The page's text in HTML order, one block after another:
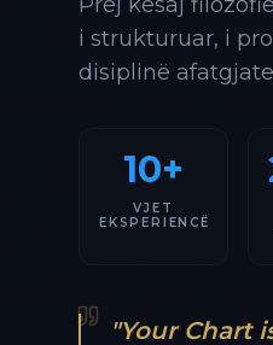
i strukturuar, i
disiplinë
10+
VJET
EKSPERIENCË
"Your Chart